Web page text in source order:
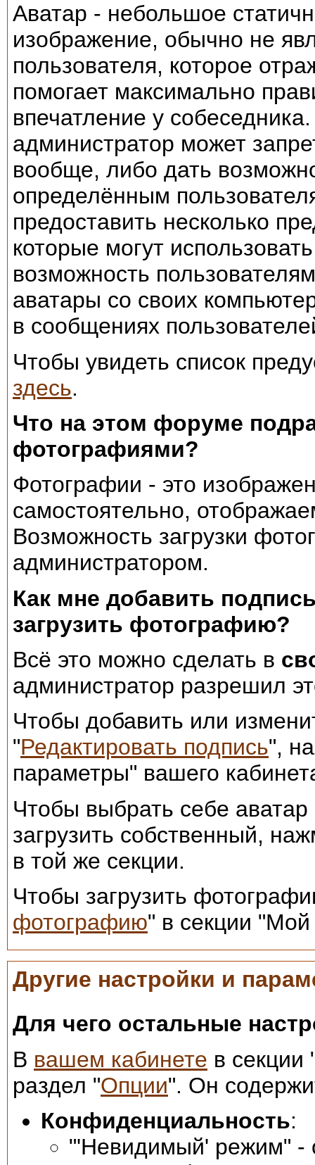
Аватар - небольшое
изображение, обычно не
пользователя, которое
помогает максимально
впечатление у
администратор может
вообще, либо дать
определённым
предоставить несколько
которые могут
возможность
аватары со своих
в сообщениях
Чтобы увидеть список
здесь.
Что на этом форуме
фотографиями?
Фотографии - это
самостоятельно,
Возможность загрузки
администратором.
Как мне добавить
загрузить фотографию?
Всё это можно сделать в
администратор разрешил
Чтобы добавить или
"Редактировать подпись",
параметры" вашего
Чтобы выбрать себе
загрузить собственный,
в той же секции.
Чтобы загрузить
фотографию" в секции
Другие настройки и
Для чего остальные
В вашем кабинете в секции
раздел "Опции". Он
Конфиденциальность:
"'Невидимый' режим" -